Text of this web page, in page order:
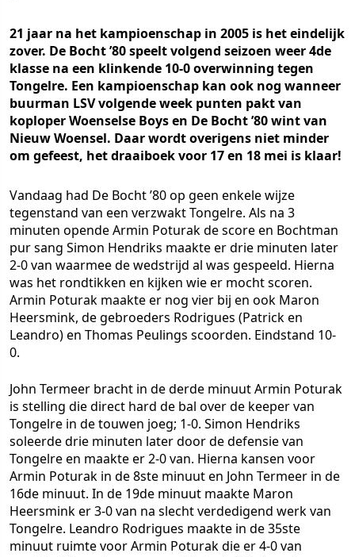
21 jaar na het kampioenschap in 2005 is het eindelijk
zover. De Bocht ’80 speelt volgend seizoen weer 4de
klasse na een klinkende 10-0 overwinning tegen
Tongelre. Een kampioenschap kan ook nog wanneer
buurman LSV volgende week punten pakt van
koploper Woenselse Boys en De Bocht ’80 wint van
Nieuw Woensel. Daar wordt overigens niet minder
om gefeest, het draaiboek voor 17 en 18 mei is klaar!
Vandaag had De Bocht ’80 op geen enkele wijze
tegenstand van een verzwakt Tongelre. Als na 3
minuten opende Armin Poturak de score en Bochtman
pur sang Simon Hendriks maakte er drie minuten later
2-0 van waarmee de wedstrijd al was gespeeld. Hierna
was het rondtikken en kijken wie er mocht scoren.
Armin Poturak maakte er nog vier bij en ook Maron
Heersmink, de gebroeders Rodrigues (Patrick en
Leandro) en Thomas Peulings scoorden. Eindstand 10-
0.
John Termeer bracht in de derde minuut Armin Poturak
is stelling die direct hard de bal over de keeper van
Tongelre in de touwen joeg; 1-0. Simon Hendriks
soleerde drie minuten later door de defensie van
Tongelre en maakte er 2-0 van. Hierna kansen voor
Armin Poturak in de 8ste minuut en John Termeer in de
16de minuut. In de 19de minuut maakte Maron
Heersmink er 3-0 van na slecht verdedigend werk van
Tongelre. Leandro Rodrigues maakte in de 35ste
minuut ruimte voor Armin Poturak die er 4-0 van